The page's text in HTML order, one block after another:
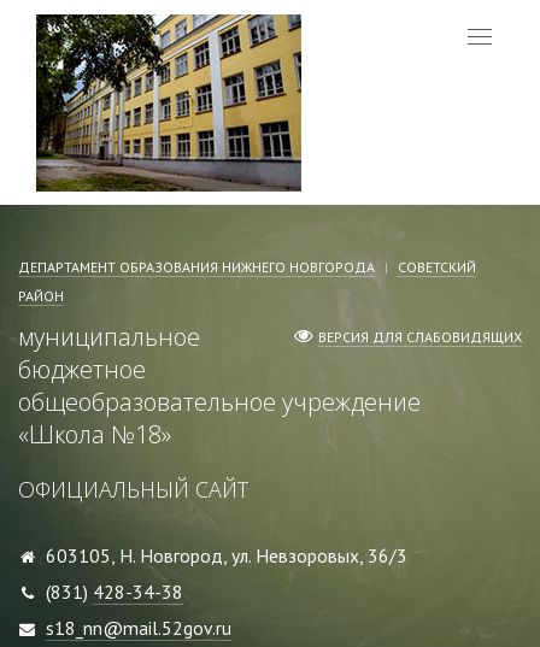
Меню
ДЕПАРТАМЕНТ ОБРАЗОВАНИЯ НИЖНЕГО НОВГОРОДА
СОВЕТСКИЙ
РАЙОН
ВЕРСИЯ ДЛЯ СЛАБОВИДЯЩИХ
муниципальное
бюджетное
общеобразовательное учреждение
«Школа №18»
ОФИЦИАЛЬНЫЙ САЙТ
603105, Н. Новгород, ул. Невзоровых, 36/3
(831) 428-34-38
s18_nn@mail.52gov.ru